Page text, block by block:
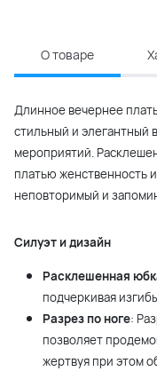
О товаре
Длинное вечернее
стильный и элегантный
мероприятий.
платью женственность
неповторимый и
Силуэт и дизайн
Расклешенная
подчеркивая
Разрез по ноге:
позволяет
жертвуя при этом